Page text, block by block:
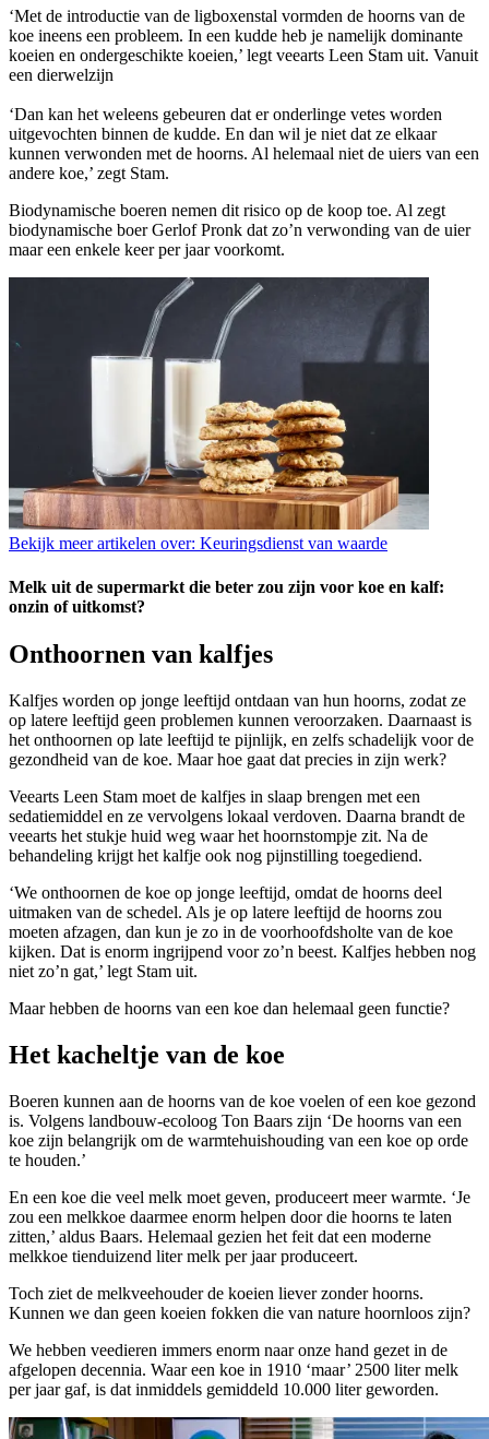
‘Met de introductie van de ligboxenstal vormden de hoorns van de
koe ineens een probleem. In een kudde heb je namelijk dominante
koeien en ondergeschikte koeien,’ legt veearts Leen Stam uit. Vanuit
een dierwelzijn
‘Dan kan het weleens gebeuren dat er onderlinge vetes worden
uitgevochten binnen de kudde. En dan wil je niet dat ze elkaar
kunnen verwonden met de hoorns. Al helemaal niet de uiers van een
andere koe,’ zegt Stam.
Biodynamische boeren nemen dit risico op de koop toe. Al zegt
biodynamische boer Gerlof Pronk dat zo’n verwonding van de uier
maar een enkele keer per jaar voorkomt.
Bekijk meer artikelen over: Keuringsdienst van waarde
Melk uit de supermarkt die beter zou zijn voor koe en kalf:
onzin of uitkomst?
Onthoornen van kalfjes
Kalfjes worden op jonge leeftijd ontdaan van hun hoorns, zodat ze
op latere leeftijd geen problemen kunnen veroorzaken. Daarnaast is
het onthoornen op late leeftijd te pijnlijk, en zelfs schadelijk voor de
gezondheid van de koe. Maar hoe gaat dat precies in zijn werk?
Veearts Leen Stam moet de kalfjes in slaap brengen met een
sedatiemiddel en ze vervolgens lokaal verdoven. Daarna brandt de
veearts het stukje huid weg waar het hoornstompje zit. Na de
behandeling krijgt het kalfje ook nog pijnstilling toegediend.
‘We onthoornen de koe op jonge leeftijd, omdat de hoorns deel
uitmaken van de schedel. Als je op latere leeftijd de hoorns zou
moeten afzagen, dan kun je zo in de voorhoofdsholte van de koe
kijken. Dat is enorm ingrijpend voor zo’n beest. Kalfjes hebben nog
niet zo’n gat,’ legt Stam uit.
Maar hebben de hoorns van een koe dan helemaal geen functie?
Het kacheltje van de koe
Boeren kunnen aan de hoorns van de koe voelen of een koe gezond
is. Volgens landbouw-ecoloog Ton Baars zijn ‘De hoorns van een
koe zijn belangrijk om de warmtehuishouding van een koe op orde
te houden.’
En een koe die veel melk moet geven, produceert meer warmte. ‘Je
zou een melkkoe daarmee enorm helpen door die hoorns te laten
zitten,’ aldus Baars. Helemaal gezien het feit dat een moderne
melkkoe tienduizend liter melk per jaar produceert.
Toch ziet de melkveehouder de koeien liever zonder hoorns.
Kunnen we dan geen koeien fokken die van nature hoornloos zijn?
We hebben veedieren immers enorm naar onze hand gezet in de
afgelopen decennia. Waar een koe in 1910 ‘maar’ 2500 liter melk
per jaar gaf, is dat inmiddels gemiddeld 10.000 liter geworden.